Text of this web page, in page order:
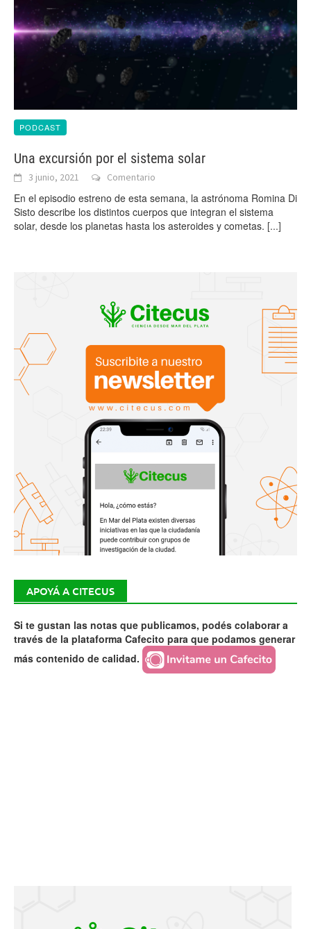
PODCAST
Una excursión por el sistema solar
3 junio, 2021 Comentario
En el episodio estreno de esta semana, la astrónoma Romina Di
Sisto describe los distintos cuerpos que integran el sistema
solar, desde los planetas hasta los asteroides y cometas. [...]
APOYÁ A CITECUS
Si te gustan las notas que publicamos, podés colaborar a
través de la plataforma Cafecito para que podamos generar
más contenido de calidad.